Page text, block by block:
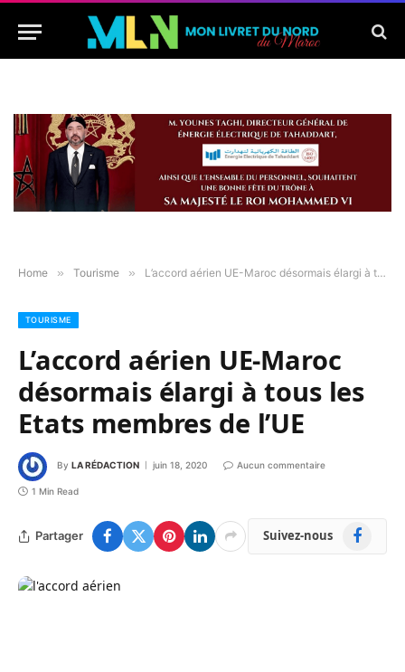
Home » Tourisme » L’accord aérien UE-Maroc désormais élargi à tous les Etats membres de l’UE
TOURISME
L’accord aérien UE-Maroc
désormais élargi à tous les
Etats membres de l’UE
By LA RÉDACTION juin 18, 2020 Aucun commentaire
1 Min Read
Partager Suivez-nous Facebook